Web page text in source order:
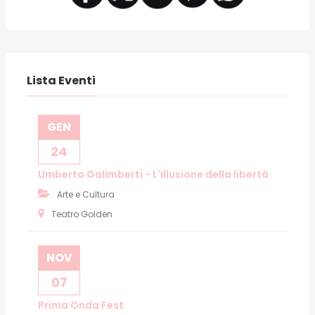
Lista Eventi
GEN
24
Umberto Galimberti - L'illusione della libertà
Arte e Cultura
Teatro Golden
NOV
07
Prima Onda Fest